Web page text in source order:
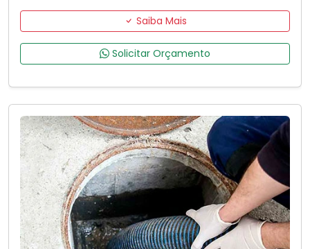
Saiba Mais
Solicitar Orçamento